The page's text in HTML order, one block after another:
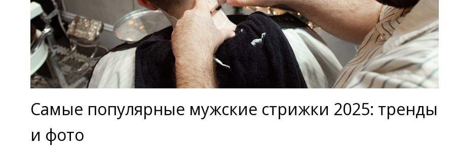
Самые популярные мужские стрижки 2025: тренды
и фото